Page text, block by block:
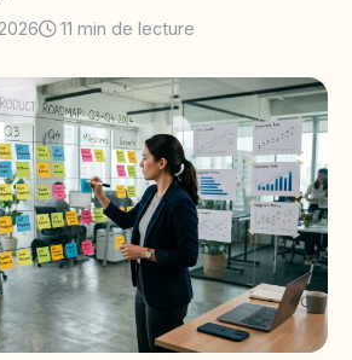
11 min de lecture